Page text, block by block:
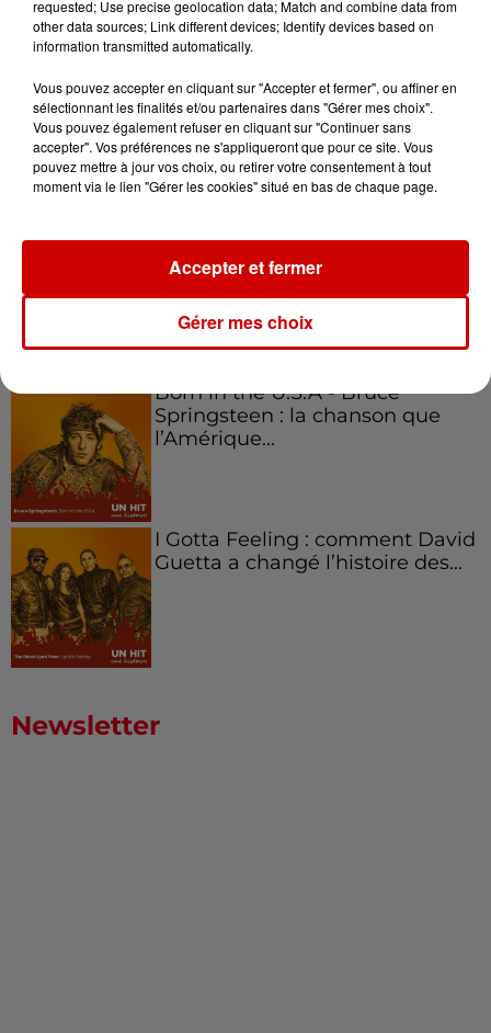
Podcasts
Kelly Massol, figure
emblématique de
l'entrepreneuriat féminin
Aménager un school bus au
Canada et accueillir les bleus à
Born in the U.S.A - Bruce
Springsteen : la chanson que
l’Amérique...
I Gotta Feeling : comment David
Guetta a changé l’histoire des...
Newsletter
requested; Use precise geolocation data; Match and combine data from
other data sources; Link different devices; Identify devices based on
information transmitted automatically.
Vous pouvez accepter en cliquant sur "Accepter et fermer", ou affiner en
sélectionnant les finalités et/ou partenaires dans "Gérer mes choix".
Vous pouvez également refuser en cliquant sur "Continuer sans
accepter". Vos préférences ne s'appliqueront que pour ce site. Vous
pouvez mettre à jour vos choix, ou retirer votre consentement à tout
moment via le lien "Gérer les cookies" situé en bas de chaque page.
Gérer mes choix
Accepter et fermer